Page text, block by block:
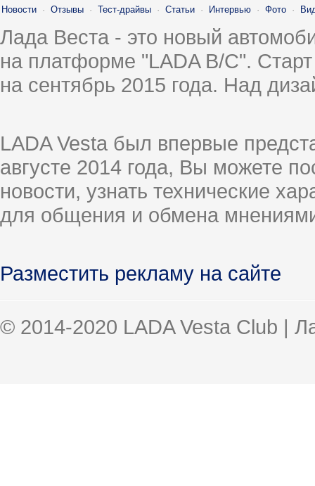
Новости · Отзывы · Тест-драйвы · Статьи · Интервью · Фото ·
Лада Веста - это новый
на платформе "LADA B/C".
на сентябрь 2015 года. Над
LADA Vesta был впервые
августе 2014 года, Вы можете
новости, узнать технические
для общения и обмена
Разместить рекламу на сайте
© 2014-2020 LADA Vesta Club |